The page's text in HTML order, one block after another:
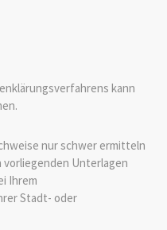
kann
nur schwer ermitteln
vorliegenden Unterlagen
Ihrem
Stadt- oder